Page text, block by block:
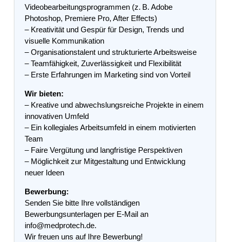
Videobearbeitungsprogrammen (z. B. Adobe
Photoshop, Premiere Pro, After Effects)
– Kreativität und Gespür für Design, Trends und
visuelle Kommunikation
– Organisationstalent und strukturierte Arbeitsweise
– Teamfähigkeit, Zuverlässigkeit und Flexibilität
– Erste Erfahrungen im Marketing sind von Vorteil
Wir bieten:
– Kreative und abwechslungsreiche Projekte in einem
innovativen Umfeld
– Ein kollegiales Arbeitsumfeld in einem motivierten
Team
– Faire Vergütung und langfristige Perspektiven
– Möglichkeit zur Mitgestaltung und Entwicklung
neuer Ideen
Bewerbung:
Senden Sie bitte Ihre vollständigen
Bewerbungsunterlagen per E-Mail an
info@medprotech.de.
Wir freuen uns auf Ihre Bewerbung!